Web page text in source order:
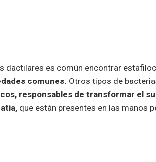
dactilares es común encontrar
comunes. Otros tipos de
responsables de transformar el
que están presentes en las manos